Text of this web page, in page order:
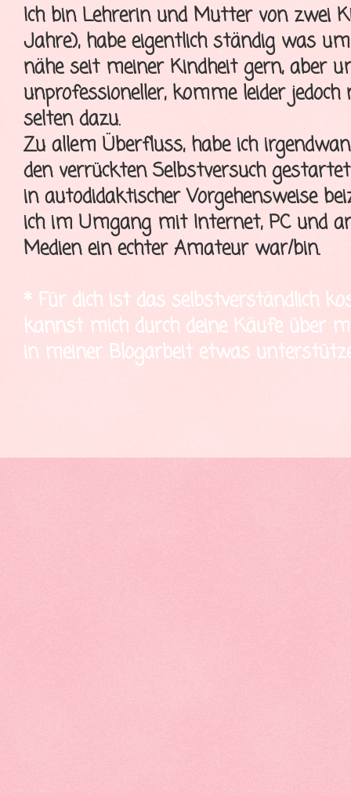
Ich bin Lehrerin und Mutter von zwei
Jahre), habe eigentlich ständig was
nähe seit meiner Kindheit gern, aber
unprofessioneller, komme leider
selten dazu.
Zu allem Überfluss, habe ich
den verrückten Selbstversuch
in autodidaktischer Vorgehensweise
ich im Umgang mit Internet, PC und
Medien ein echter Amateur war/bin.
* Für dich ist das selbstverständlich
kannst mich durch deine Käufe über
in meiner Blogarbeit etwas